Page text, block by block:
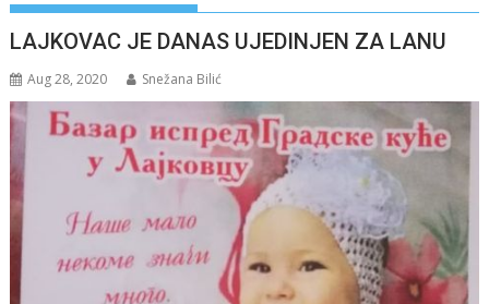
LAJKOVAC JE DANAS UJEDINJEN ZA LANU
Aug 28, 2020 Snežana Bilić